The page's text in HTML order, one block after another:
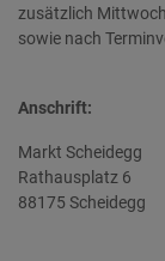
zusätzlich
sowie nach
Anschrift:
Markt Scheidegg
Rathausplatz 6
88175 Scheidegg